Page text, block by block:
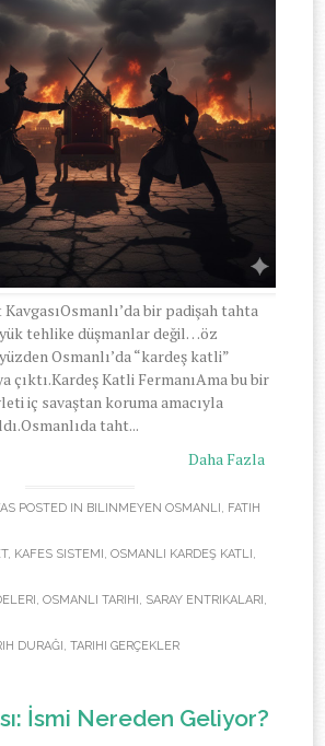
bir padişah tahta
tehlike düşmanlar değil…öz
Osmanlı’da “kardeş katli”
çıktı.Kardeş Katli FermanıAma bu bir
iç savaştan koruma amacıyla
taht...
Daha Fazla
POSTED IN BILINMEYEN OSMANLI , FATIH
, KAFES SISTEMI , OSMANLI KARDEŞ KATLI ,
, OSMANLI TARIHI , SARAY ENTRIKALARI ,
DURAĞI , TARIHI GERÇEKLER
İsmi Nereden Geliyor?